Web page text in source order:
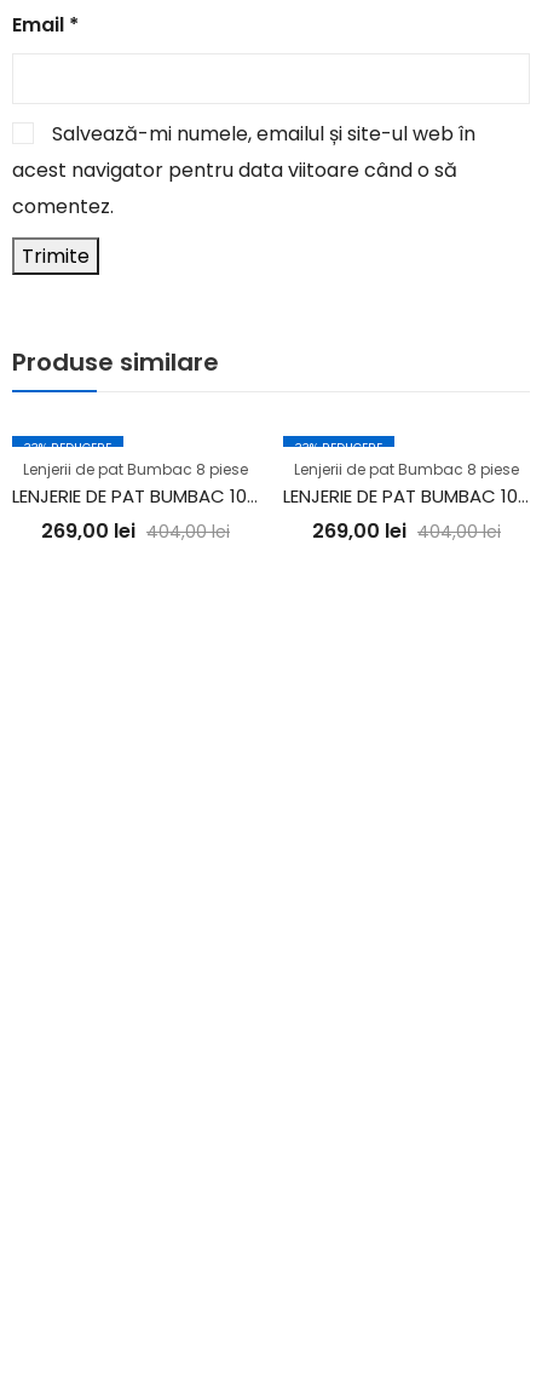
Email *
Salvează-mi numele, emailul și site-ul web în
acest navigator pentru data viitoare când o să
comentez.
Produse similare
33% REDUCERE
Lenjerii de pat Bumbac 8 piese
LENJERIE DE PAT BUMBAC 100% 8 PIESE (8PCS11)
269,00 lei 404,00lei
33% REDUCERE
Lenjerii de pat Bumbac 8 piese
LENJERIE DE PAT BUMBAC 100% 8 PIESE (8PCS9)
269,00 lei 404,00lei